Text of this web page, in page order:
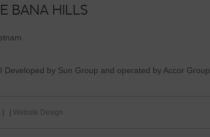
BANA HILLS
Developed by Sun Group and operated by Accor Group
Website Design